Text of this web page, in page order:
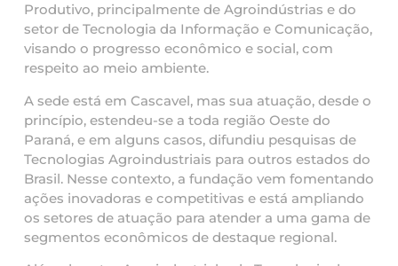
Produtivo, principalmente de Agroindústrias e do
setor de Tecnologia da Informação e Comunicação,
visando o progresso econômico e social, com
respeito ao meio ambiente.
A sede está em Cascavel, mas sua atuação, desde o
princípio, estendeu-se a toda região Oeste do
Paraná, e em alguns casos, difundiu pesquisas de
Tecnologias Agroindustriais para outros estados do
Brasil. Nesse contexto, a fundação vem fomentando
ações inovadoras e competitivas e está ampliando
os setores de atuação para atender a uma gama de
segmentos econômicos de destaque regional.